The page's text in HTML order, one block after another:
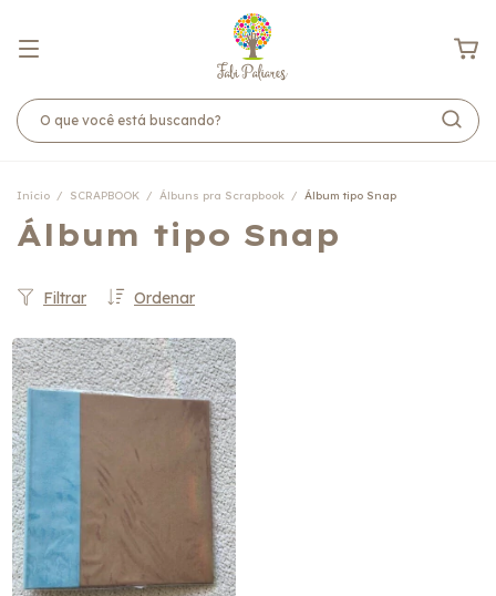
Início / SCRAPBOOK / Álbuns pra Scrapbook / Álbum tipo Snap
Álbum tipo Snap
Ordenar
Filtrar